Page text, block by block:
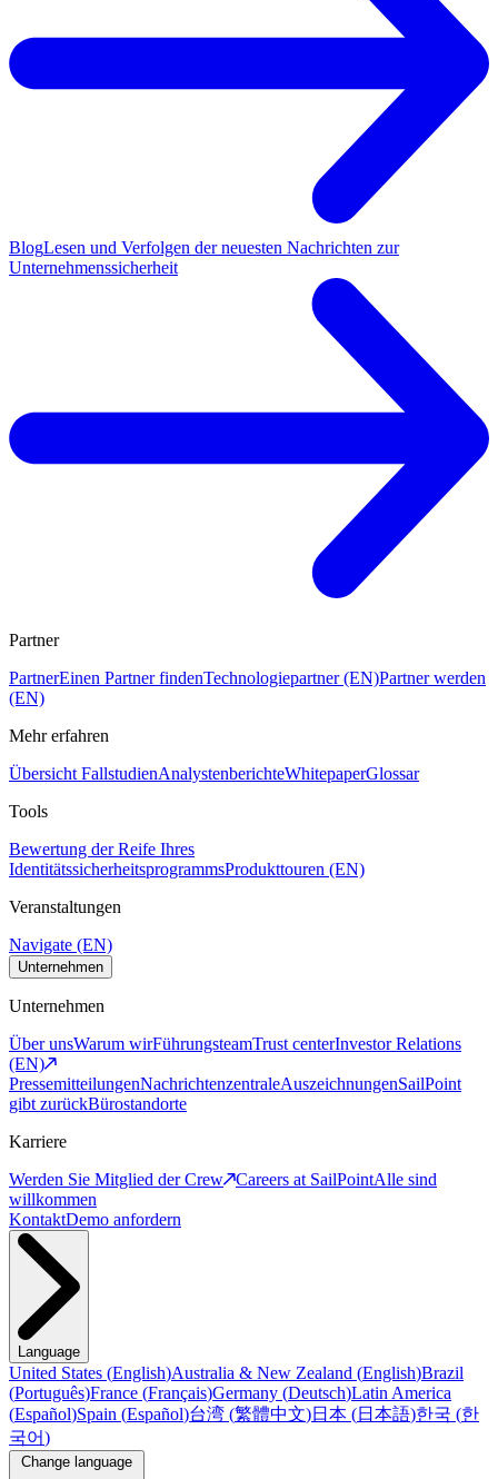
BlogLesen und Verfolgen der neuesten Nachrichten zur
Unternehmenssicherheit
Partner
PartnerEinen Partner findenTechnologiepartner (EN)Partner werden
(EN)
Mehr erfahren
Übersicht FallstudienAnalystenberichteWhitepaperGlossar
Tools
Bewertung der Reife Ihres
IdentitätssicherheitsprogrammsProdukttouren (EN)
Veranstaltungen
Navigate (EN)
Unternehmen
Unternehmen
Über unsWarum wirFührungsteamTrust centerInvestor Relations
(EN)
PressemitteilungenNachrichtenzentraleAuszeichnungenSailPoint
gibt zurückBürostandorte
Karriere
Werden Sie Mitglied der Crew
Careers at SailPointAlle sind
willkommen
KontaktDemo anfordern
Language
United States (English)Australia & New Zealand (English)Brazil
(Português)France (Français)Germany (Deutsch)Latin America
(Español)Spain (Español)台湾 (繁體中文)日本 (日本語)한국 (한
국어)
Change language